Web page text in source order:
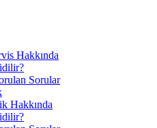
Hakkında
Sorular
Hakkında